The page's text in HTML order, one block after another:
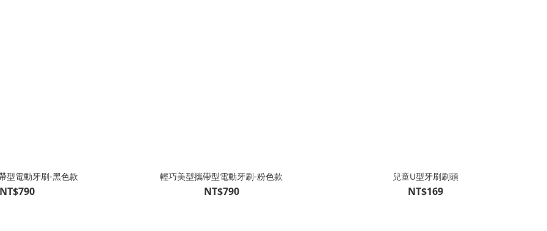
型電動牙刷-黑色款 輕巧美型攜帶型電動牙刷-粉色款
NT$790
兒童U型牙刷刷頭
NT$169